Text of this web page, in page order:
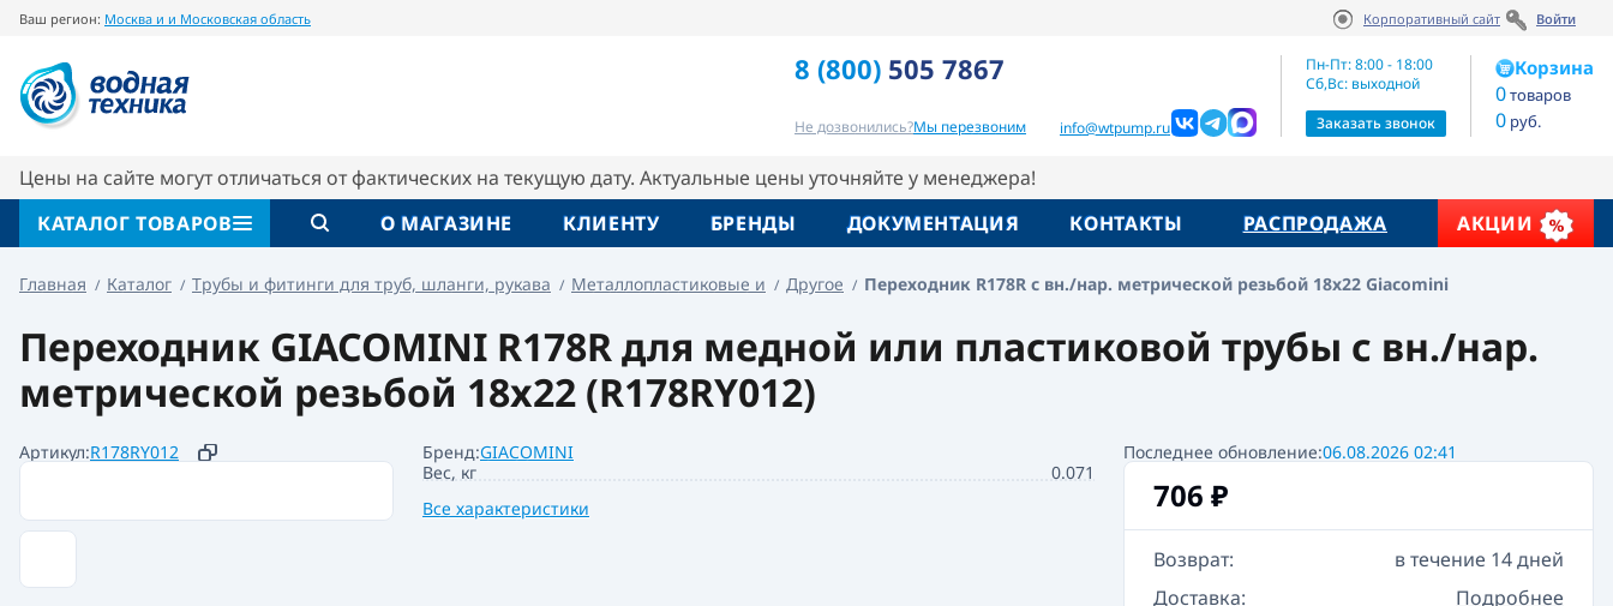
Ваш регион: Москва и и Московская область Корпоративный сайт Войти
8 (800) 505 7867
Не дозвонились?Мы перезвоним info@wtpump.ru
Пн-Пт: 8:00 - 18:00
Сб,Вс: выходной
Заказать звонок
Корзина
0товаров
0 руб.
Цены на сайте могут отличаться от фактических на текущую дату. Актуальные цены уточняйте у менеджера!
КАТАЛОГ ТОВАРОВ
О МАГАЗИНЕ КЛИЕНТУ БРЕНДЫ ДОКУМЕНТАЦИЯ КОНТАКТЫ РАСПРОДАЖА АКЦИИ
Главная Каталог Трубы и фитинги для труб, шланги, рукава Металлопластиковые и Другое Переходник R178R с вн./нар. метрической резьбой 18x22 Giacomini
Переходник GIACOMINI R178R для медной или пластиковой трубы с вн./нар.
метрической резьбой 18x22 (R178RY012)
Артикул:R178RY012 Бренд:GIACOMINI Последнее обновление:06.08.2026 02:41
Вес, кг
0.071
Все характеристики
706 ₽
Возврат:
в течение 14 дней
Доставка:
Подробнее
Вопрос-ответ Похожие товары